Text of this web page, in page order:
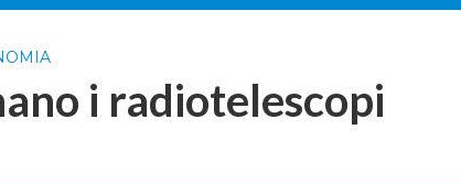
i radiotelescopi